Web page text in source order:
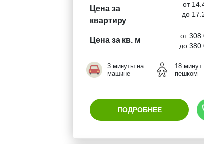
Цена за
квартиру
от
до
Цена за кв. м
от
до
3 минуты на
машине
18 минут
пешком
ПОДРОБНЕЕ